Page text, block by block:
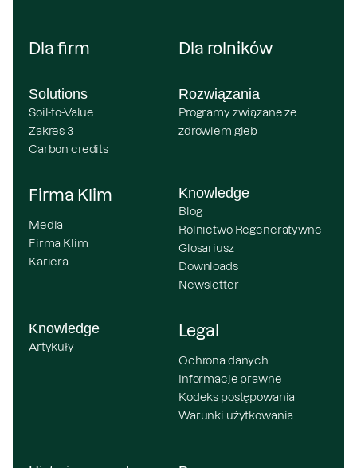
Dla firm
Solutions
Soil-to-Value
Zakres 3
Carbon credits
Dla rolników
Rozwiązania
Programy związane ze
zdrowiem gleb
Firma Klim
Media
Firma Klim
Kariera
Knowledge
Blog
Rolnictwo Regeneratywne
Glosariusz
Downloads
Newsletter
Knowledge
Artykuły
Legal
Ochrona danych
Informacje prawne
Kodeks postępowania
Warunki użytkowania